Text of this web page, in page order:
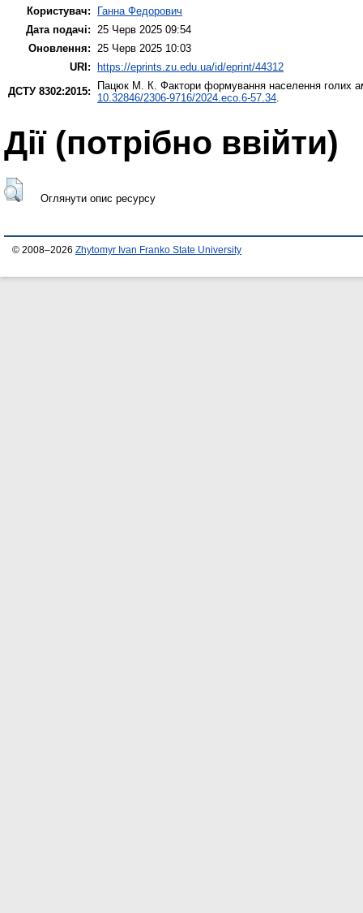
Користувач:
Ганна Федорович
Дата подачі: 25 Черв 2025 09:54
Оновлення: 25 Черв 2025 10:03
URI:
https://eprints.zu.edu.ua/id/eprint/44312
ДСТУ 8302:2015:
Пацюк М. К. Фактори формування населення голих
10.32846/2306-9716/2024.eco.6-57.34.
Дії ​​(потрібно ввійти)
Оглянути опис ресурсу
© 2008–2026 Zhytomyr Ivan Franko State University